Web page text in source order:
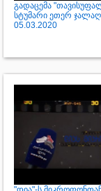
გადაცემა
სტუმარი ეთერ
05.03.2020